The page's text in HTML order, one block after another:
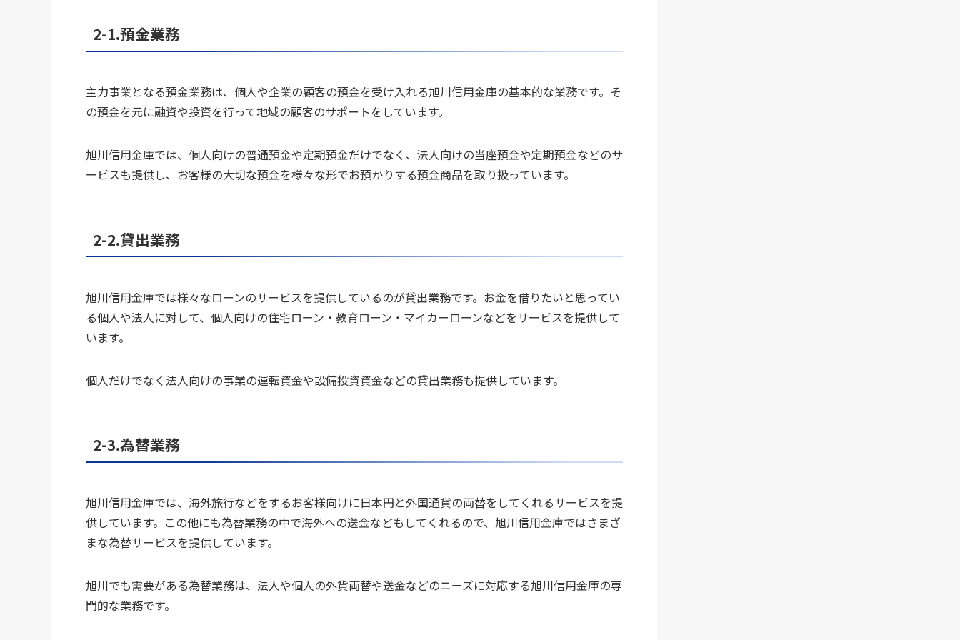
2-1.預金業務
主力事業となる預金業務は、個人や企業の顧客の預金を受け入れる旭川信用金庫の基本的な業務です。そ
の預金を元に融資や投資を行って地域の顧客のサポートをしています。
旭川信用金庫では、個人向けの普通預金や定期預金だけでなく、法人向けの当座預金や定期預金などのサ
ービスも提供し、お客様の大切な預金を様々な形でお預かりする預金商品を取り扱っています。
2-2.貸出業務
旭川信用金庫では様々なローンのサービスを提供しているのが貸出業務です。お金を借りたいと思ってい
る個人や法人に対して、個人向けの住宅ローン・教育ローン・マイカーローンなどをサービスを提供して
います。
個人だけでなく法人向けの事業の運転資金や設備投資資金などの貸出業務も提供しています。
2-3.為替業務
旭川信用金庫では、海外旅行などをするお客様向けに日本円と外国通貨の両替をしてくれるサービスを提
供しています。この他にも為替業務の中で海外への送金などもしてくれるので、旭川信用金庫ではさまざ
まな為替サービスを提供しています。
旭川でも需要がある為替業務は、法人や個人の外貨両替や送金などのニーズに対応する旭川信用金庫の専
門的な業務です。